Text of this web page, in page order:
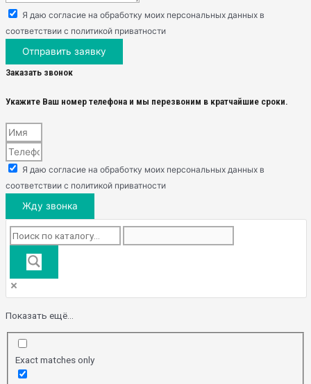
Я даю согласие на обработку моих персональных данных в
соответствии с политикой приватности
Отправить заявку
Заказать звонок
Укажите Ваш номер телефона и мы перезвоним в кратчайшие сроки.
Я даю согласие на обработку моих персональных данных в
соответствии с политикой приватности
Жду звонка
Показать ещё...
Exact matches only